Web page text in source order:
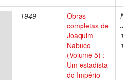
1949
Obras
completas de
Joaquim
Nabuco
(Volume 5) :
Um estadista
do Império